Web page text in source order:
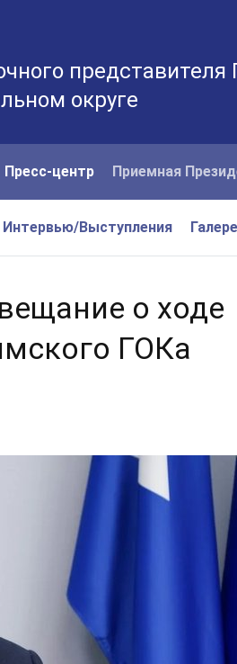
округе
Пресс-центр Приемная
Интервью/Выступления
о ходе
ГОКа